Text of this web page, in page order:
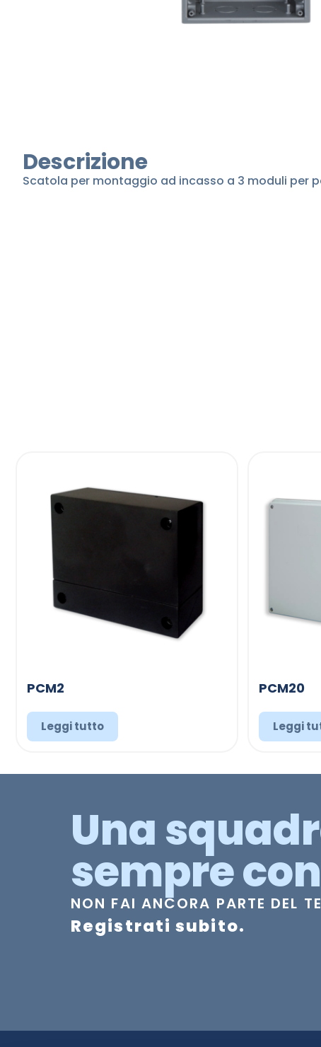
Descrizione
Scatola per montaggio ad incasso a 3 moduli per
PCM2
Leggi tutto
PCM20
Leggi
Una
sempre
NON FAI ANCORA PARTE DEL
Registrati subito.